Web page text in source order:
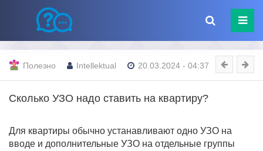
Полезно Intellektual 20.03.2024 - 04:37
Сколько УЗО надо ставить на квартиру?
Для квартиры обычно устанавливают одно УЗО на
вводе и дополнительные УЗО на отдельные группы